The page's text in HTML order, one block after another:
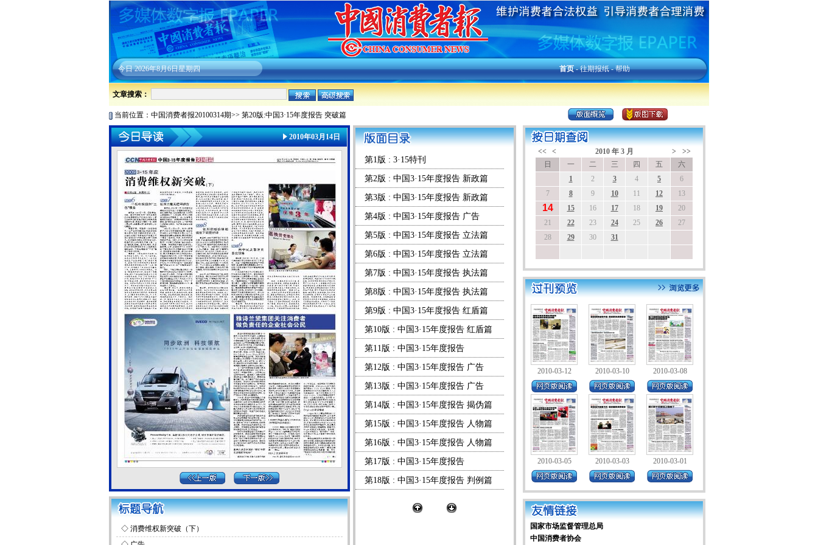
今日2026年8月6日星期四 首页-往期报纸-帮助
文章搜索：
当前位置： 中国消费者报20100314期>> 第20版:中国3·15年度报告 突破篇
2010年03月14日
◇ 消费维权新突破（下）
第1版 : 3·15特刊
第2版 : 中国3·15年度报告 新政篇
第3版 : 中国3·15年度报告 新政篇
第4版 : 中国3·15年度报告 广告
第5版 : 中国3·15年度报告 立法篇
第6版 : 中国3·15年度报告 立法篇
第7版 : 中国3·15年度报告 执法篇
第8版 : 中国3·15年度报告 执法篇
第9版 : 中国3·15年度报告 红盾篇
第10版 : 中国3·15年度报告 红盾篇
第11版 : 中国3·15年度报告
第12版 : 中国3·15年度报告 广告
第13版 : 中国3·15年度报告 广告
第14版 : 中国3·15年度报告 揭伪篇
第15版 : 中国3·15年度报告 人物篇
第16版 : 中国3·15年度报告 人物篇
第17版 : 中国3·15年度报告
第18版 : 中国3·15年度报告 判例篇
2010-03-12 2010-03-10 2010-03-08
2010-03-05 2010-03-03 2010-03-01
国家市场监督管理总局
中国消费者协会